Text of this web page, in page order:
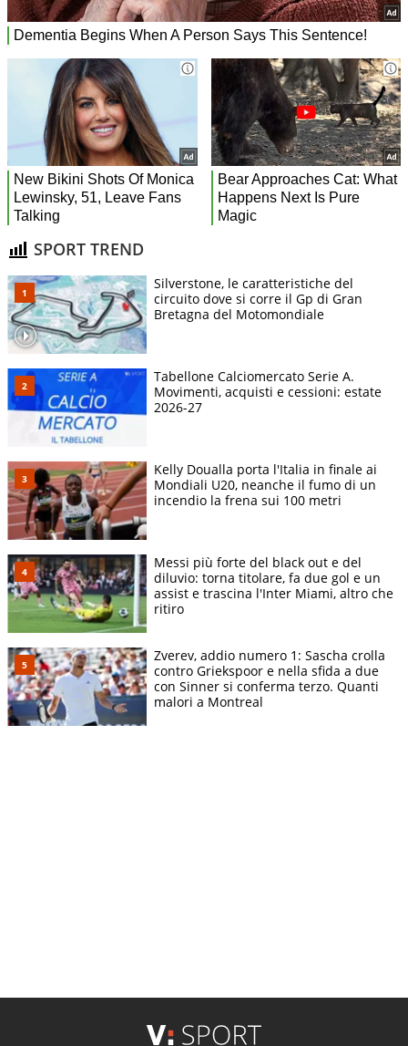
SPORT TREND
Silverstone, le caratteristiche del
circuito dove si corre il Gp di Gran
Bretagna del Motomondiale
Tabellone Calciomercato Serie A.
Movimenti, acquisti e cessioni: estate
2026-27
Kelly Doualla porta l'Italia in finale ai
Mondiali U20, neanche il fumo di un
incendio la frena sui 100 metri
Messi più forte del black out e del
diluvio: torna titolare, fa due gol e un
assist e trascina l'Inter Miami, altro che
ritiro
Zverev, addio numero 1: Sascha crolla
contro Griekspoor e nella sfida a due
con Sinner si conferma terzo. Quanti
malori a Montreal